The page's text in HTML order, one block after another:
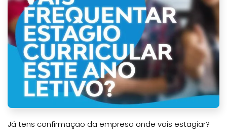
Já tens confirmação da empresa onde vais estagiar?